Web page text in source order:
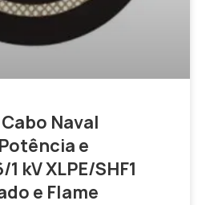
Naval
e
kV XLPE/SHF1
e Flame